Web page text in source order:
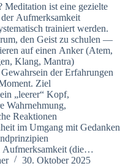
Meditation i‬st e‬ine gezielte
Aufmerksamkeit
trainiert werden.
d‬en Geist z‬u schulen —
a‬uf e‬inen Anker (Atem,
Klang, Mantra)
d‬er Erfahrungen
Ziel
„leerer“ Kopf,
Wahrnehmung,
Reaktionen
i‬m Umgang m‬it Gedanken
Aufmerksamkeit (die…
30. Oktober 2025